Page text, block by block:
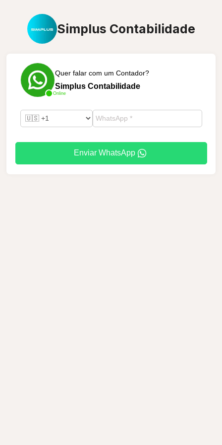
Simplus Contabilidade
Online
Quer falar com um Contador?
Simplus Contabilidade
Enviar WhatsApp